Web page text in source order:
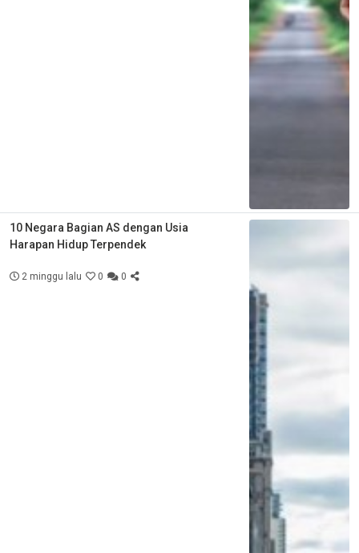
10 Negara Bagian AS dengan Usia
Harapan Hidup Terpendek
2 minggu lalu 0 0